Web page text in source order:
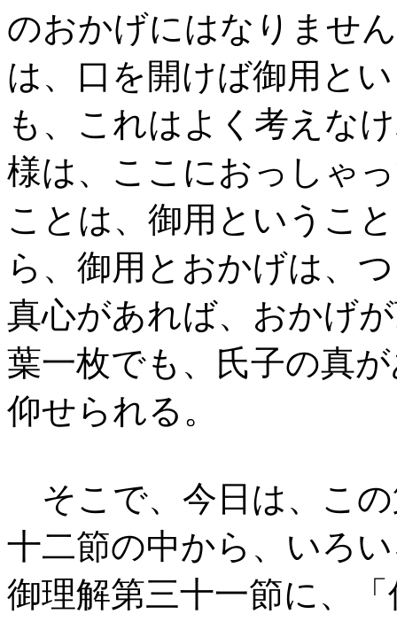
のおかげにはなりませ
は、口を開けば御用と
も、これはよく考えな
様は、ここにおっしゃ
ことは、御用というこ
ら、御用とおかげは、
真心があれば、おかげ
葉一枚でも、氏子の真
仰せられる。
そこで、今日は、この
十二節の中から、いろ
御理解第三十一節に、